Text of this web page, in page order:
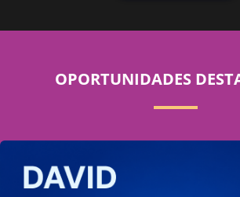
OPORTUNIDADES